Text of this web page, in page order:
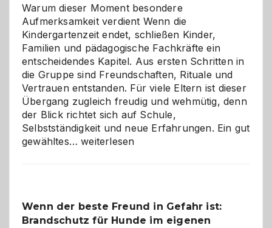
Warum dieser Moment besondere
Aufmerksamkeit verdient Wenn die
Kindergartenzeit endet, schließen Kinder,
Familien und pädagogische Fachkräfte ein
entscheidendes Kapitel. Aus ersten Schritten in
die Gruppe sind Freundschaften, Rituale und
Vertrauen entstanden. Für viele Eltern ist dieser
Übergang zugleich freudig und wehmütig, denn
der Blick richtet sich auf Schule,
Selbstständigkeit und neue Erfahrungen. Ein gut
gewähltes…Abschied
und
herzlich
weiterlesen
Wenn der beste Freund in Gefahr ist:
Brandschutz für Hunde im eigenen